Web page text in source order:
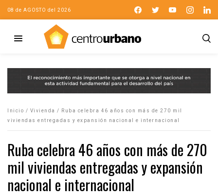
08 de AGOSTO del 2026
Inicio / Vivienda /
Ruba celebra 46 años con más de 270 mil
viviendas entregadas y expansión nacional e internacional
Ruba celebra 46 años con más de 270
mil viviendas entregadas y expansión
nacional e internacional